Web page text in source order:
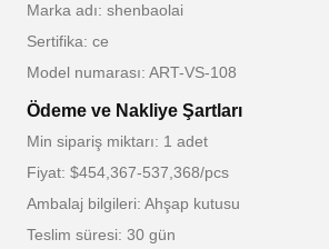
Marka adı: shenbaolai
Sertifika: ce
Model numarası: ART-VS-108
Ödeme ve Nakliye Şartları
Min sipariş miktarı: 1 adet
Fiyat: $454,367-537,368/pcs
Ambalaj bilgileri: Ahşap kutusu
Teslim süresi: 30 gün